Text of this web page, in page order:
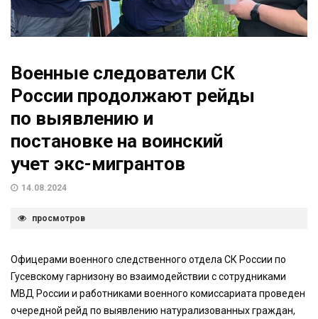
Военные следователи СК
России продолжают рейды
по выявлению и
постановке на воинский
учет экс-мигрантов
14.08.2024
просмотров
Офицерами военного следственного отдела СК России по
Гусевскому гарнизону во взаимодействии с сотрудниками
МВД России и работниками военного комиссариата проведен
очередной рейд по выявлению натурализованных граждан,